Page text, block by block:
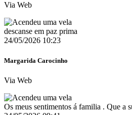
Via Web
descanse em paz prima
24/05/2026 10:23
Margarida Carocinho
Via Web
Os meus sentimentos á familia . Que a